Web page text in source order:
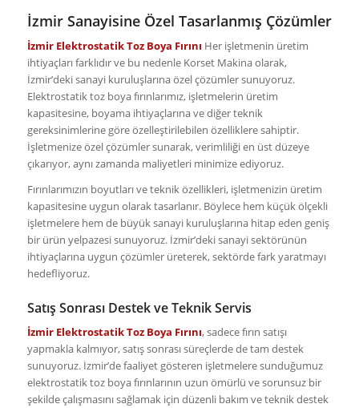
İzmir Sanayisine Özel Tasarlanmış Çözümler
İzmir Elektrostatik Toz Boya Fırını Her işletmenin üretim
ihtiyaçları farklıdır ve bu nedenle Korset Makina olarak,
İzmir’deki sanayi kuruluşlarına özel çözümler sunuyoruz.
Elektrostatik toz boya fırınlarımız, işletmelerin üretim
kapasitesine, boyama ihtiyaçlarına ve diğer teknik
gereksinimlerine göre özelleştirilebilen özelliklere sahiptir.
İşletmenize özel çözümler sunarak, verimliliği en üst düzeye
çıkarıyor, aynı zamanda maliyetleri minimize ediyoruz.
Fırınlarımızın boyutları ve teknik özellikleri, işletmenizin üretim
kapasitesine uygun olarak tasarlanır. Böylece hem küçük ölçekli
işletmelere hem de büyük sanayi kuruluşlarına hitap eden geniş
bir ürün yelpazesi sunuyoruz. İzmir’deki sanayi sektörünün
ihtiyaçlarına uygun çözümler üreterek, sektörde fark yaratmayı
hedefliyoruz.
Satış Sonrası Destek ve Teknik Servis
İzmir Elektrostatik Toz Boya Fırını, sadece fırın satışı
yapmakla kalmıyor, satış sonrası süreçlerde de tam destek
sunuyoruz. İzmir’de faaliyet gösteren işletmelere sunduğumuz
elektrostatik toz boya fırınlarının uzun ömürlü ve sorunsuz bir
şekilde çalışmasını sağlamak için düzenli bakım ve teknik destek